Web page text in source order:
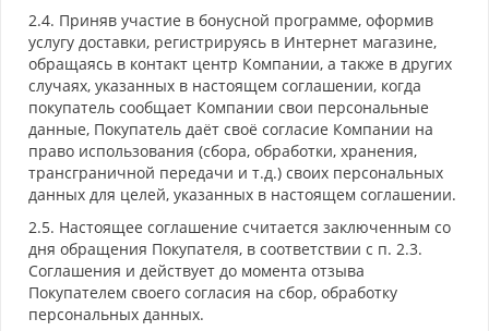
2.4. Приняв участие в бонусной программе, оформив
услугу доставки, регистрируясь в Интернет магазине,
обращаясь в контакт центр Компании, а также в других
случаях, указанных в настоящем соглашении, когда
покупатель сообщает Компании свои персональные
данные, Покупатель даёт своё согласие Компании на
право использования (сбора, обработки, хранения,
трансграничной передачи и т.д.) своих персональных
данных для целей, указанных в настоящем соглашении.
2.5. Настоящее соглашение считается заключенным со
дня обращения Покупателя, в соответствии с п. 2.3.
Соглашения и действует до момента отзыва
Покупателем своего согласия на сбор, обработку
персональных данных.